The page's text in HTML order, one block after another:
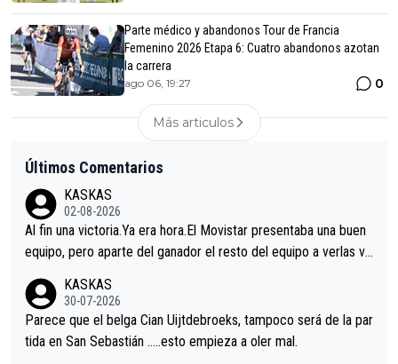
Parte médico y abandonos Tour de Francia
Femenino 2026 Etapa 6: Cuatro abandonos azotan
la carrera
ago 06, 19:27 0
Más articulos
Últimos Comentarios
KASKAS
02-08-2026
Al fin una victoria.Ya era hora.El Movistar presentaba una buen
equipo, pero aparte del ganador el resto del equipo a verlas ve
s.La única buena noticia es la mejoría de Enric Más en San Seb
astian.Si en la Vuelta a Burgos sigue la mejoría, podríamos ten
er alguna sorpresa en la Vuelta.Ojalá.
KASKAS
30-07-2026
Parece que el belga Cian Uijtdebroeks, tampoco será de la par
tida en San Sebastián …..esto empieza a oler mal.